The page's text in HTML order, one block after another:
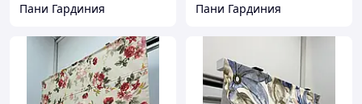
Пани Гардиния Пани Гардиния